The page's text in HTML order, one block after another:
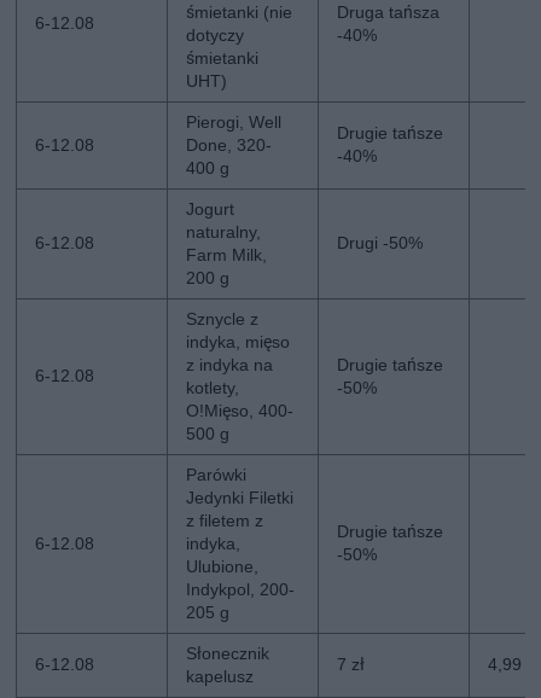
6-12.08
śmietanki (nie
dotyczy
śmietanki
UHT)
Druga tańsza
-40%
6-12.08
Pierogi, Well
Done, 320-
400 g
Drugie tańsze
-40%
6-12.08
Jogurt
naturalny,
Farm Milk,
200 g
Drugi -50%
6-12.08
Sznycle z
indyka, mięso
z indyka na
kotlety,
O!Mięso, 400-
500 g
Drugie tańsze
-50%
6-12.08
Parówki
Jedynki Filetki
z filetem z
indyka,
Ulubione,
Indykpol, 200-
205 g
Drugie tańsze
-50%
6-12.08
Słonecznik
kapelusz
7 zł 4,99